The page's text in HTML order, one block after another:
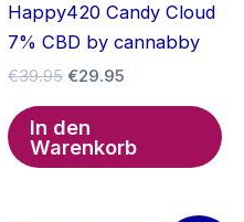
Happy420 Candy Cloud
7% CBD by cannabby
€39.95 Ursprünglicher
€39.95
€29.95
€29.95.
In den
Warenkorb